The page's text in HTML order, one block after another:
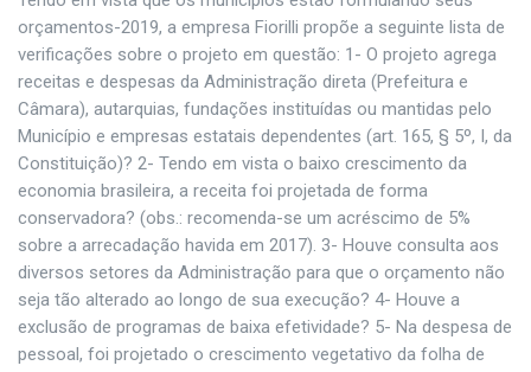
orçamentos-2019, a empresa Fiorilli propõe a seguinte lista de
verificações sobre o projeto em questão: 1- O projeto agrega
receitas e despesas da Administração direta (Prefeitura e
Câmara), autarquias, fundações instituídas ou mantidas pelo
Município e empresas estatais dependentes (art. 165, § 5º, I, da
Constituição)? 2- Tendo em vista o baixo crescimento da
economia brasileira, a receita foi projetada de forma
conservadora? (obs.: recomenda-se um acréscimo de 5%
sobre a arrecadação havida em 2017). 3- Houve consulta aos
diversos setores da Administração para que o orçamento não
seja tão alterado ao longo de sua execução? 4- Houve a
exclusão de programas de baixa efetividade? 5- Na despesa de
pessoal, foi projetado o crescimento vegetativo da folha de